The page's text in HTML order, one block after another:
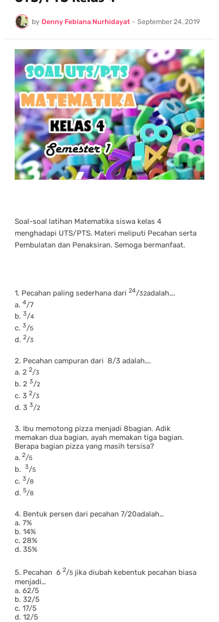
by Denny Febiana Nurhidayat - September 24, 2019
Soal-soal latihan Matematika siswa kelas 4
menghadapi UTS/PTS. Materi meliputi Pecahan serta
Pembulatan dan Penaksiran. Semoga bermanfaat.
1. Pecahan paling sederhana dari 24/32adalah….
a. 4/7
b. 3/4
c. 3/5
d. 2/3
2. Pecahan campuran dari 8/3 adalah….
a. 2 2/3
b. 2 3/2
c. 3 2/3
d. 3 3/2
3. Ibu memotong pizza menjadi 8bagian. Adik
memakan dua bagian, ayah memakan tiga bagian.
Berapa bagian pizza yang masih tersisa?
a. 2/5
b. 3/5
c. 3/8
d. 5/8
4. Bentuk persen dari pecahan 7/20adalah…
a. 7%
b. 14%
c. 28%
d. 35%
5. Pecahan 6 2/5 jika diubah kebentuk pecahan biasa
menjadi…
a. 62/5
b. 32/5
c. 17/5
d. 12/5